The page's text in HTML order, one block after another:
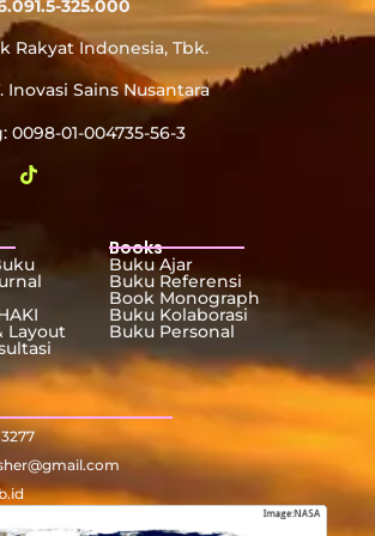
325.000
Rakyat Indonesia, Tbk.
Inovasi Sains Nusantara
0098-01-004735-56-3
Layout
Books
Buku Ajar
Buku Referensi
Book Monograph
Buku Kolaborasi
Buku Personal